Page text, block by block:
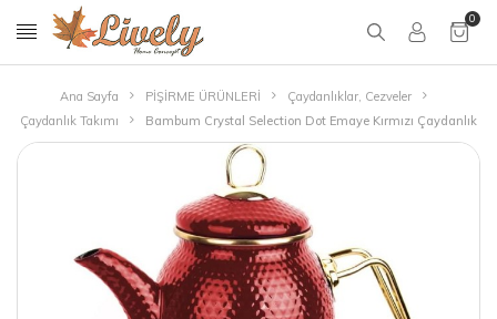
0
Ana Sayfa PİŞİRME ÜRÜNLERİ
Çaydanlıklar, Cezveler
Çaydanlık Takımı
Bambum Crystal Selection Dot Emaye Kırmızı Çaydanlık